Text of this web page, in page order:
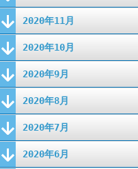
2020年11月
2020年10月
2020年9月
2020年8月
2020年7月
2020年6月